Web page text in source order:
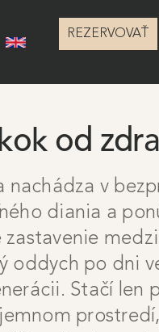
REZERVOVAŤ
od
nachádza v
diania a
zastavenie
oddych po dni
Stačí len